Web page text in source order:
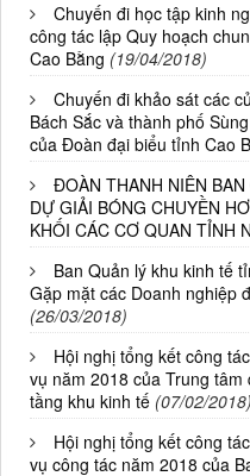
Chuyến đi học tập kinh
công tác lập Quy hoạch
Cao Bằng (19/04/2018)
Chuyến đi khảo sát các
Bách Sắc và thành phố
của Đoàn đại biểu tỉnh Cao
ĐOÀN THANH NIÊN
DỰ GIẢI BÓNG CHUYỀN
KHỐI CÁC CƠ QUAN TỈNH
Ban Quản lý khu kinh tế
Gặp mặt các Doanh nghiệp
(26/03/2018)
Hội nghị tổng kết công
vụ năm 2018 của Trung
tầng khu kinh tế (07/02/2018)
Hội nghị tổng kết công
vụ công tác năm 2018 của